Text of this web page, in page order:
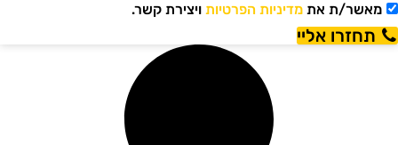
מאשר/ת אתמדיניות הפרטיותויצירת קשר.
תחזרו אליי